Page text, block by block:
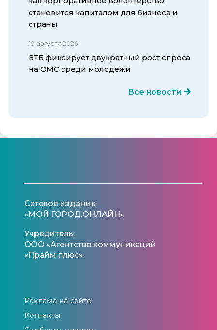
становится капиталом для бизнеса и
страны
10 августа 2026
ВТБ фиксирует двукратный рост спроса
на ОМС среди молодёжи
Все новости
Сетевое издание
«МОЙ ГОРОД.ОНЛАЙН»
Учредитель:
ООО «Агентство коммуникаций
«Прайм плюс»
Реклама на сайте
Контакты